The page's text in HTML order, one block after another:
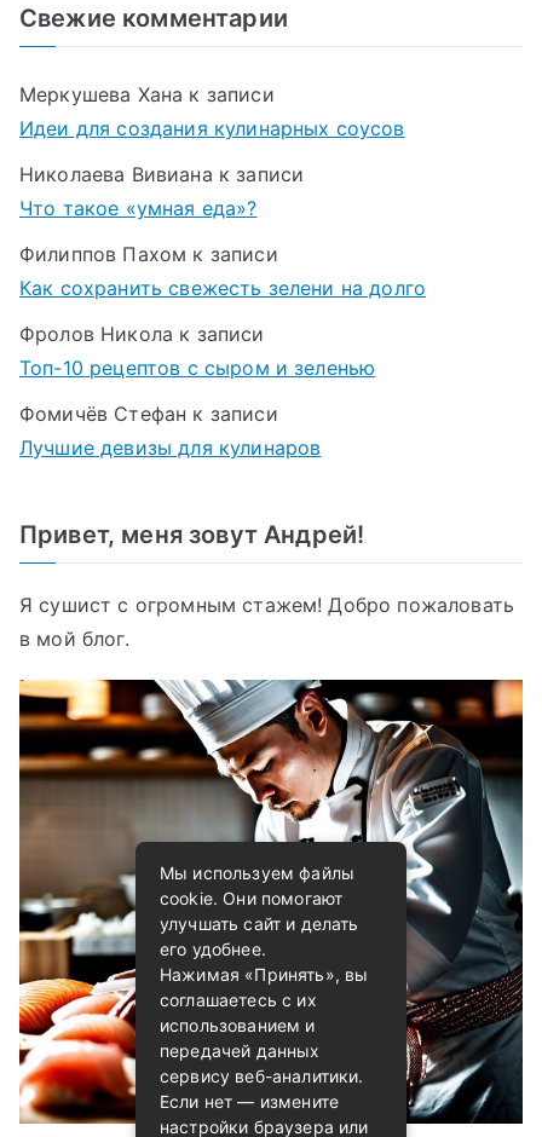
Свежие комментарии
Меркушева Хана к записи
Идеи для создания кулинарных соусов
Николаева Вивиана к записи
Что такое «умная еда»?
Филиппов Пахом к записи
Как сохранить свежесть зелени на долго
Фролов Никола к записи
Топ-10 рецептов с сыром и зеленью
Фомичёв Стефан к записи
Лучшие девизы для кулинаров
Привет, меня зовут Андрей!
Я сушист с огромным стажем! Добро пожаловать
в мой блог.
Мы используем файлы
cookie. Они помогают
улучшать сайт и делать
его удобнее.
Нажимая «Принять», вы
соглашаетесь с их
использованием и
передачей данных
сервису веб-аналитики.
Если нет — измените
настройки браузера или